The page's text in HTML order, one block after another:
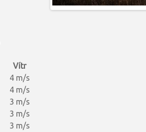
Vítr
4 m/s
4 m/s
3 m/s
3 m/s
3 m/s